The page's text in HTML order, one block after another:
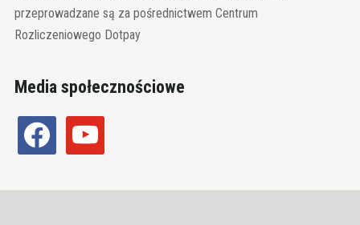
przeprowadzane są za pośrednictwem Centrum
Rozliczeniowego Dotpay
Media społecznościowe
facebook youtube